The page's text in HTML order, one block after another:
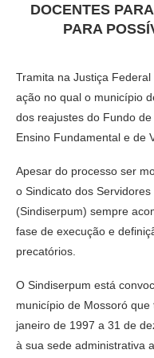
DOCENTES
PARA
Tramita na Justiça
ação no qual o município
dos reajustes do Fundo
Ensino Fundamental e de
Apesar do processo ser
o Sindicato dos
(Sindiserpum) sempre
fase de execução e
precatórios.
O Sindiserpum está
município de Mossoró
janeiro de 1997 a 31 de
à sua sede administrativa